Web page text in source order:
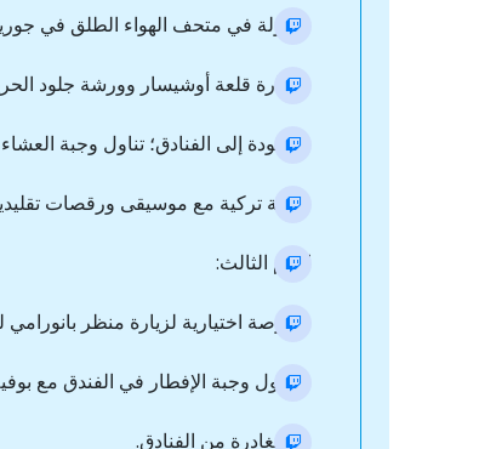
- جولة في متحف الهواء الطلق في
- زيارة قلعة أوشيسار وورشة جلود
- العودة إلى الفنادق؛ تناول وجبة
- ليلة تركية مع موسيقى ورقصات
اليوم الثالث:
- فرصة اختيارية لزيارة منظر
- تناول وجبة الإفطار في الفندق مع
- المغادرة من الفنادق.